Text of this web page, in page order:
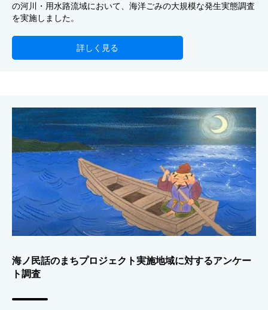
の河川・用水路流域において、海洋ごみの大規模な発生実態調査
を実施しました。
詳しく見る
海ノ民話のまちプロジェクト実施地域に対するアンケー
ト調査